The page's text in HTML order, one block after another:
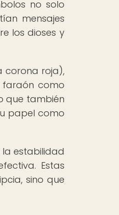
no solo
mensajes
los dioses y
corona roja),
faraón como
que también
papel como
estabilidad
Estas
sino que